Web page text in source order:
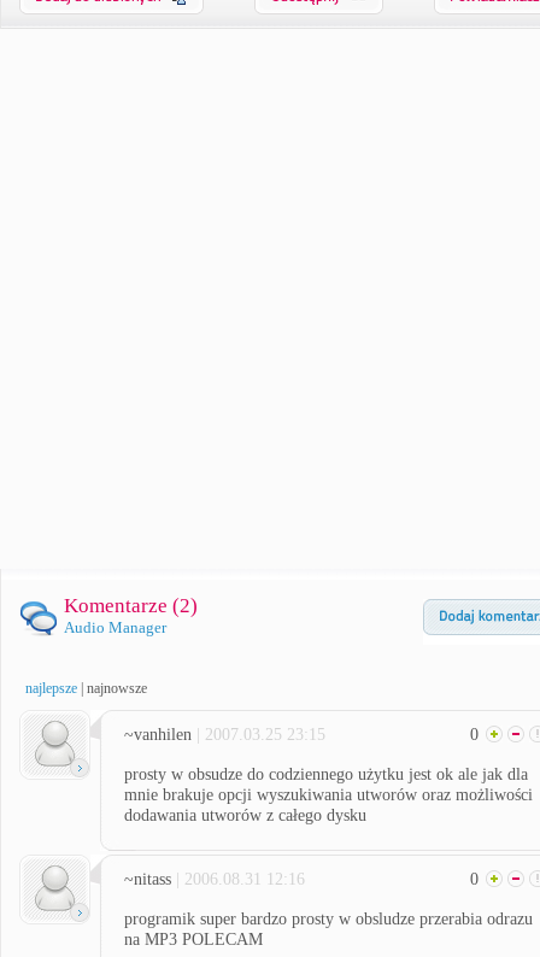
Komentarze (2)
Audio Manager
najlepsze najnowsze
~vanhilen | 2007.03.25 23:15 0
prosty w obsudze do codziennego użytku jest ok ale jak dla
mnie brakuje opcji wyszukiwania utworów oraz możliwości
dodawania utworów z całego dysku
~nitass | 2006.08.31 12:16 0
programik super bardzo prosty w obsludze przerabia odrazu
na MP3 POLECAM